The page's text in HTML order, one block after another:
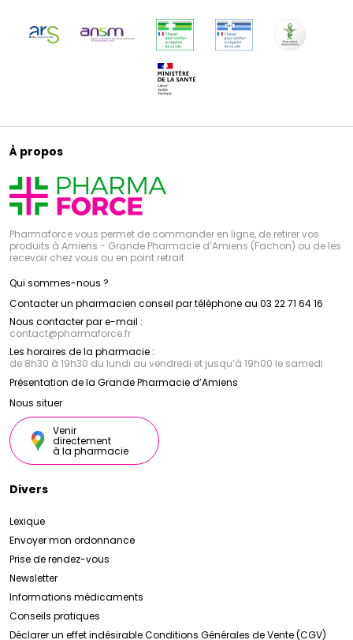
À propos
Pharmaforce vous permet de commander en ligne, de retirer vos
produits à Amiens - Grande Pharmacie d’Amiens (Fachon) ou de les
recevoir chez vous ou en point retrait
Qui sommes-nous ?
Contacter un pharmacien conseil par téléphone au 03 22 71 64 16
Nous contacter par e-mail :
contact@pharmaforce.fr
Les horaires de la pharmacie :
de 8h30 à 19h30 du lundi au vendredi et jusqu’à 19h00 le samedi
Présentation de la Grande Pharmacie d’Amiens
Nous situer
Venir
directement
à la pharmacie
Divers
Lexique
Envoyer mon ordonnance
Prise de rendez-vous
Newsletter
Informations médicaments
Conseils pratiques
Déclarer un effet indésirableConditions Générales de Vente (CGV)